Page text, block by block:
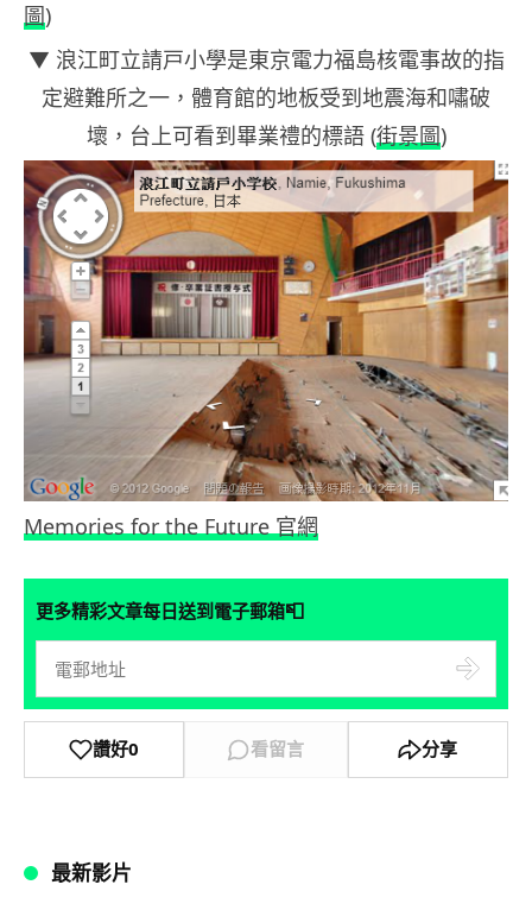
圖)
▼ 浪江町立請戸小學是東京電力福島核電事故的指
定避難所之一，體育館的地板受到地震海和嘯破
壞，台上可看到畢業禮的標語 (街景圖)
Memories for the Future 官網
更多精彩文章每日送到電子郵箱📮
讚好0 看留言 分享
最新影片